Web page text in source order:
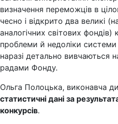
визначення переможців в
чесно і відкрито два великі
аналогічних світових фондів)
проблеми й недоліки
наразі детально вивчаються
радами Фонду.
Ольга Полоцька, виконавча
статистичні дані за
конкурсів.